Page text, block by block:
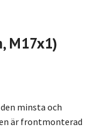
M17x1)
minsta och
är frontmonterad